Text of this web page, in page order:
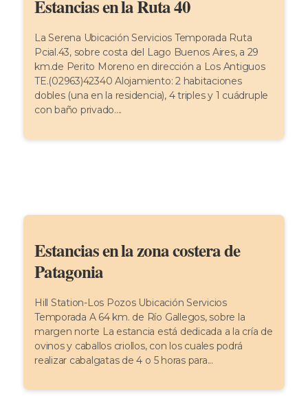
Estancias en la Ruta 40
La Serena Ubicación Servicios Temporada Ruta
Pcial.43, sobre costa del Lago Buenos Aires, a 29
km.de Perito Moreno en dirección a Los Antiguos
TE.(02963)42340 Alojamiento: 2 habitaciones
dobles (una en la residencia), 4 triples y 1 cuádruple
con baño privado....
Estancias en la zona costera de
Patagonia
Hill Station-Los Pozos Ubicación Servicios
Temporada A 64 km. de Río Gallegos, sobre la
margen norte La estancia está dedicada a la cría de
ovinos y caballos criollos, con los cuales podrá
realizar cabalgatas de 4 o 5 horas para...